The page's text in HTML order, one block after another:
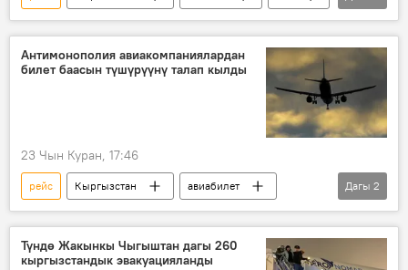
авиабилет
баа
Антимонополия авиакомпаниялардан
билет баасын түшүрүүнү талап кылды
23 Чын Куран, 17:46
рейс Кыргызстан
авиабилет
баа
Монополияга каршы жөнгө салуу боюнча мамлекеттик агенттик
Дагы 2
Түндө Жакынкы Чыгыштан дагы 260
кыргызстандык эвакуацияланды